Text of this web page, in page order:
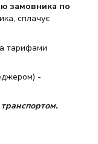
замовника по
сплачує
тарифами
-